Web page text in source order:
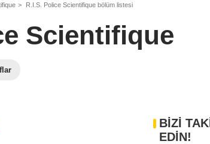
R.I.S. Police Scientifique bölüm listesi
Scientifique
BİZİ
EDİN!